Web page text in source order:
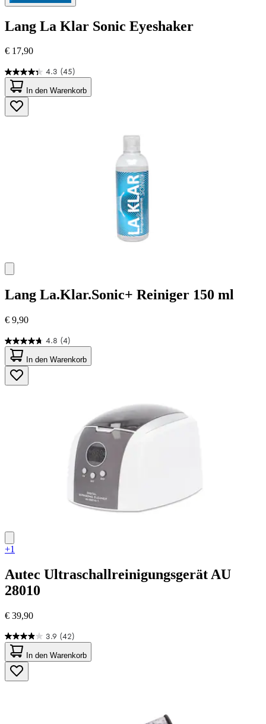
Lang La Klar Sonic Eyeshaker
€ 17,90
4.3 (45)
4.3
von
5
Sternen.
45
In den Warenkorb
Lang La.Klar.Sonic+ Reiniger 150 ml
€ 9,90
4.8 (4)
4.8
von
5
Sternen.
4
In den Warenkorb
+1
Autec Ultraschallreinigungsgerät AU
28010
€ 39,90
3.9 (42)
3.9
von
5
Sternen.
42
In den Warenkorb